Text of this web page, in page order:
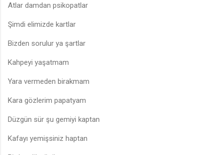
Atlar damdan psikopatlar
Şimdi elimizde kartlar
Bizden sorulur ya şartlar
Kahpeyi yaşatmam
Yara vermeden birakmam
Kara gözlerim papatyam
Düzgün sür şu gemiyi kaptan
Kafayı yemişsiniz haptan